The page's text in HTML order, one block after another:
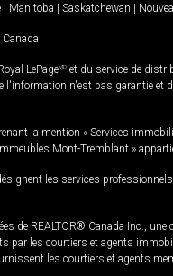
| Manitoba | Saskatchewan |
LePageMD et du service de
n'est pas garantie
la mention « Services
Mont-Tremblant »
les services
de REALTOR® Canada Inc.,
par les courtiers et agents
les courtiers et agents